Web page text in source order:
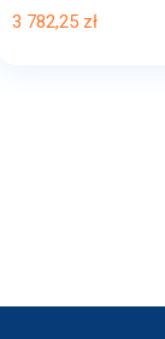
3 782,25 zł